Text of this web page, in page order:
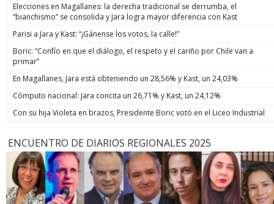
Elecciones en Magallanes: la derecha tradicional se derrumba, el
“bianchismo” se consolida y Jara logra mayor diferencia con Kast
Parisi a Jara y Kast: “¡Gánense los votos, la calle!”
Boric: “Confío en que el diálogo, el respeto y el cariño por Chile van a
primar”
En Magallanes, Jara está obteniendo un 28,56% y Kast, un 24,03%
Cómputo nacional: Jara concita un 26,71% y Kast, un 24,12%
Con su hija Violeta en brazos, Presidente Boric votó en el Liceo Industrial
ENCUENTRO DE DIARIOS REGIONALES 2025